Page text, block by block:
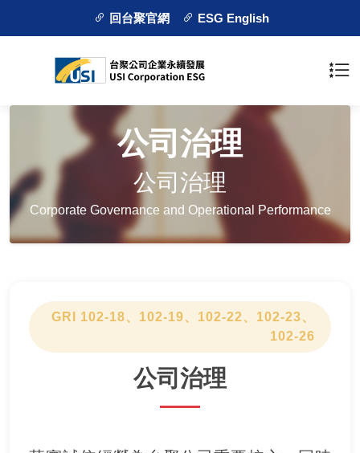
回台聚官網 ESG English
公司治理
公司治理
Corporate Governance and Operational Performance
GRI 102-18、102-19、102-22、102-23、
102-26
公司治理